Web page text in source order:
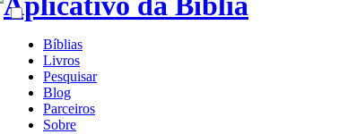
Bíblias
Livros
Pesquisar
Blog
Parceiros
Sobre